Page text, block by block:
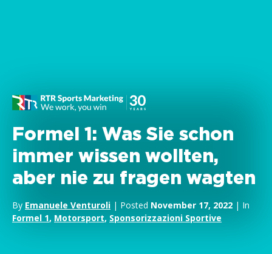
Formel 1: Was Sie schon
immer wissen wollten,
aber nie zu fragen wagten
By Emanuele Venturoli | Posted November 17, 2022 | In
Formel 1, Motorsport, Sponsorizzazioni Sportive